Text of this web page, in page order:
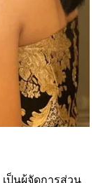
เป็นผู้จัดการส่วน